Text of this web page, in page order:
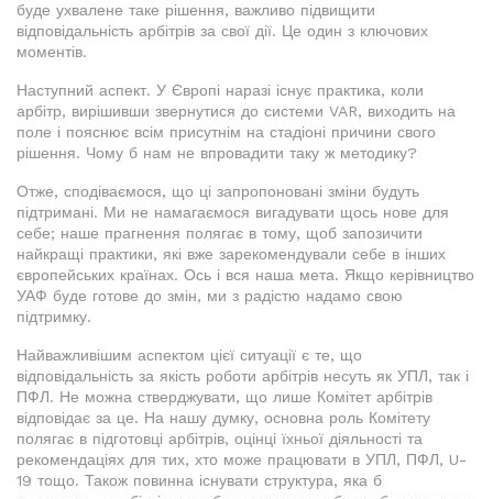
буде ухвалене таке рішення, важливо підвищити
відповідальність арбітрів за свої дії. Це один з ключових
моментів.
Наступний аспект. У Європі наразі існує практика, коли
арбітр, вирішивши звернутися до системи VAR, виходить на
поле і пояснює всім присутнім на стадіоні причини свого
рішення. Чому б нам не впровадити таку ж методику?
Отже, сподіваємося, що ці запропоновані зміни будуть
підтримані. Ми не намагаємося вигадувати щось нове для
себе; наше прагнення полягає в тому, щоб запозичити
найкращі практики, які вже зарекомендували себе в інших
європейських країнах. Ось і вся наша мета. Якщо керівництво
УАФ буде готове до змін, ми з радістю надамо свою
підтримку.
Найважливішим аспектом цієї ситуації є те, що
відповідальність за якість роботи арбітрів несуть як УПЛ, так і
ПФЛ. Не можна стверджувати, що лише Комітет арбітрів
відповідає за це. На нашу думку, основна роль Комітету
полягає в підготовці арбітрів, оцінці їхньої діяльності та
рекомендаціях для тих, хто може працювати в УПЛ, ПФЛ, U-
19 тощо. Також повинна існувати структура, яка б